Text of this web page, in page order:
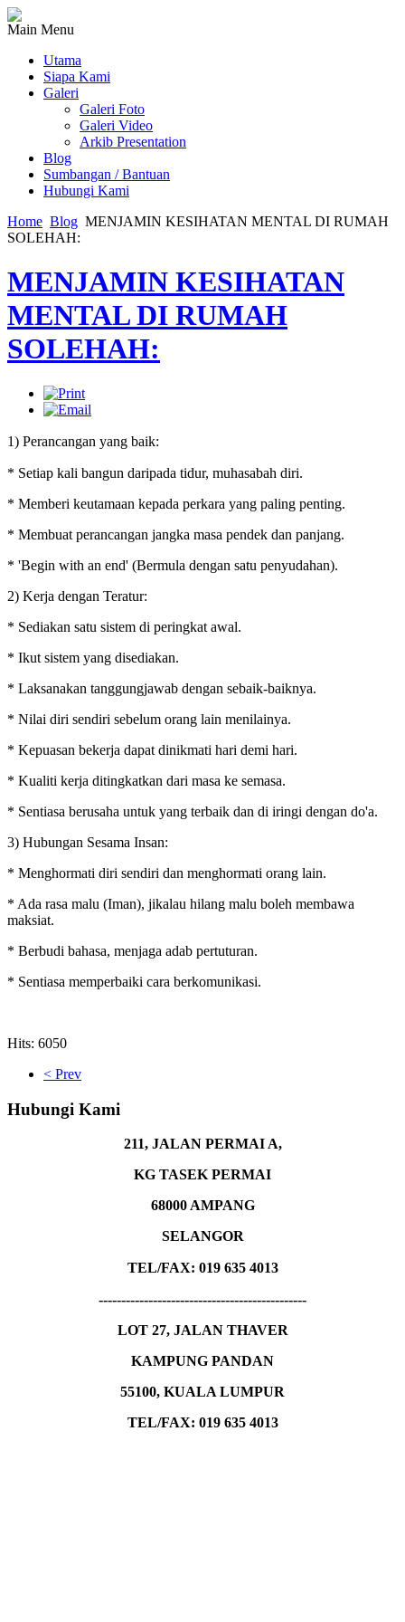
Main Menu
Utama
Siapa Kami
Galeri
Galeri Foto
Galeri Video
Arkib Presentation
Blog
Sumbangan / Bantuan
Hubungi Kami
Home Blog MENJAMIN KESIHATAN MENTAL DI RUMAH
SOLEHAH:
MENJAMIN KESIHATAN
MENTAL DI RUMAH
SOLEHAH:
1) Perancangan yang baik:
* Setiap kali bangun daripada tidur, muhasabah diri.
* Memberi keutamaan kepada perkara yang paling penting.
* Membuat perancangan jangka masa pendek dan panjang.
* 'Begin with an end' (Bermula dengan satu penyudahan).
2) Kerja dengan Teratur:
* Sediakan satu sistem di peringkat awal.
* Ikut sistem yang disediakan.
* Laksanakan tanggungjawab dengan sebaik-baiknya.
* Nilai diri sendiri sebelum orang lain menilainya.
* Kepuasan bekerja dapat dinikmati hari demi hari.
* Kualiti kerja ditingkatkan dari masa ke semasa.
* Sentiasa berusaha untuk yang terbaik dan di iringi dengan do'a.
3) Hubungan Sesama Insan:
* Menghormati diri sendiri dan menghormati orang lain.
* Ada rasa malu (Iman), jikalau hilang malu boleh membawa
maksiat.
* Berbudi bahasa, menjaga adab pertuturan.
* Sentiasa memperbaiki cara berkomunikasi.
Hits: 6050
< Prev
Hubungi Kami
211, JALAN PERMAI A,
KG TASEK PERMAI
68000 AMPANG
SELANGOR
TEL/FAX: 019 635 4013
----------------------------------------------
LOT 27, JALAN THAVER
KAMPUNG PANDAN
55100, KUALA LUMPUR
TEL/FAX: 019 635 4013